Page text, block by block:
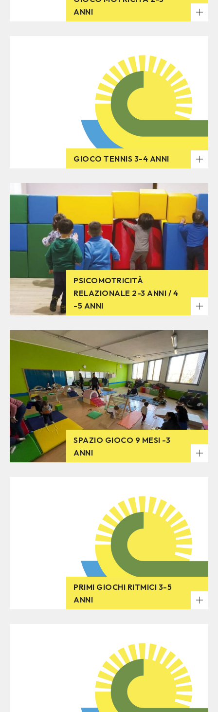
ANNI
GIOCO TENNIS 3-4 ANNI
PSICOMOTRICITÀ
RELAZIONALE 2-3 ANNI / 4
-5 ANNI
SPAZIO GIOCO 9 MESI -3
ANNI
PRIMI GIOCHI RITMICI 3-5
ANNI